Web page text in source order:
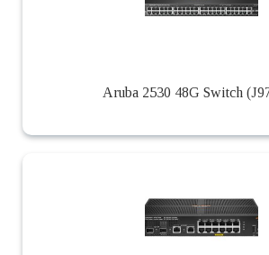
Aruba 2530 48G Switch